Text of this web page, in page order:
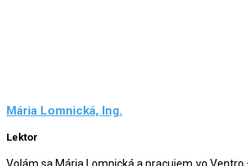
Mária Lomnická, Ing.
Lektor
Volám sa Mária Lomnická a pracujem vo